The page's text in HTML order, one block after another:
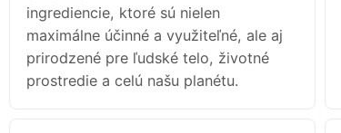
ingrediencie, ktoré sú nielen
maximálne účinné a využiteľné, ale aj
prirodzené pre ľudské telo, životné
prostredie a celú našu planétu.